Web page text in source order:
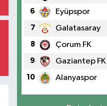
6 Eyüpspor
7 Galatasaray
8 Çorum FK
9 Gaziantep FK
10 Alanyaspor